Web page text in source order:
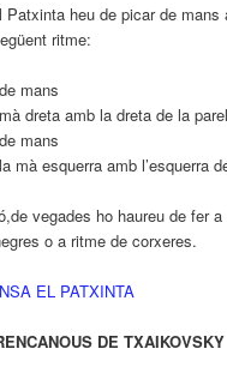
Patxinta heu de picar de mans
ritme:
mans
dreta amb la dreta de la
mans
mà esquerra amb l’esquerra
vegades ho haureu de fer
o a ritme de corxeres.
EL PATXINTA
DE TXAIKOVSKY